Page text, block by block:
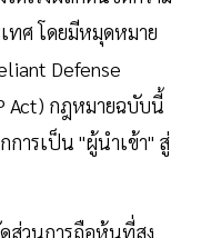
ทศ โดยมีหมุดหมาย
Defense
Act) กฎหมายฉบับนี้
การเป็น "ผู้นำเข้า" สู่
ส่วนการถือหุ้นที่สูง